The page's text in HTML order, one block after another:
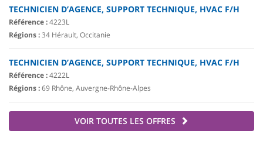
TECHNICIEN D’AGENCE, SUPPORT TECHNIQUE, HVAC F/H
Référence :4223L
Régions :34 Hérault, Occitanie
TECHNICIEN D’AGENCE, SUPPORT TECHNIQUE, HVAC F/H
Référence :4222L
Régions :69 Rhône, Auvergne-Rhône-Alpes
VOIR TOUTES LES OFFRES